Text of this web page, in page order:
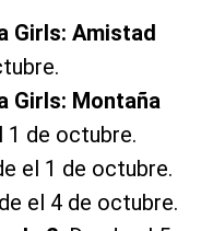
Girls: Amistad
Girls: Montaña
1 de octubre.
el 1 de octubre.
el 4 de octubre.